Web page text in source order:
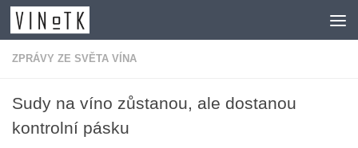
Skip to content
ZPRÁVY ZE SVĚTA VÍNA
Sudy na víno zůstanou, ale dostanou
kontrolní pásku